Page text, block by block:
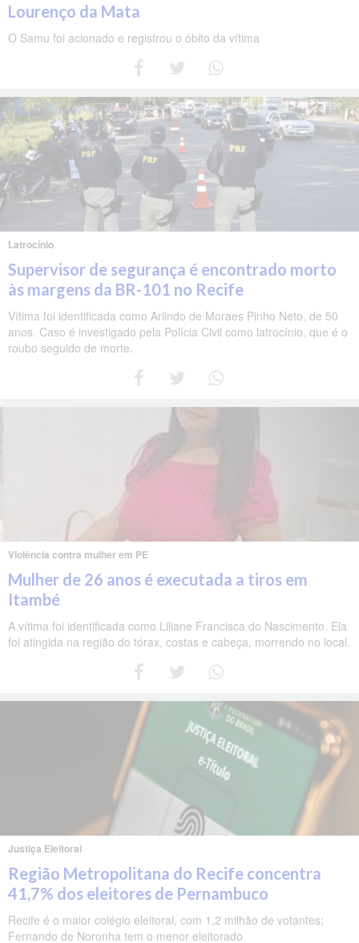
Lourenço da Mata
O Samu foi acionado e registrou o óbito da vítima
Latrocínio
Supervisor de segurança é encontrado morto
às margens da BR-101 no Recife
Vítima foi identificada como Arlindo de Moraes Pinho Neto, de 50
anos. Caso é investigado pela Polícia Civil como latrocínio, que é o
roubo seguido de morte.
Violência contra mulher em PE
Mulher de 26 anos é executada a tiros em
Itambé
A vítima foi identificada como Liliane Francisca do Nascimento. Ela
foi atingida na região do tórax, costas e cabeça, morrendo no local.
Justiça Eleitoral
Região Metropolitana do Recife concentra
41,7% dos eleitores de Pernambuco
Recife é o maior colégio eleitoral, com 1,2 milhão de votantes;
Fernando de Noronha tem o menor eleitorado